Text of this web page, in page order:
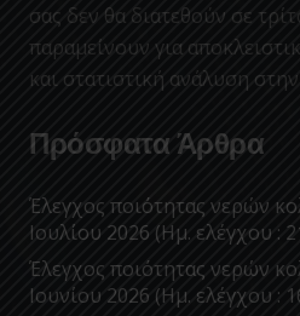
σας δεν θα διατεθούν σε
παραμείνουν για
και στατιστική ανάλυση
Πρόσφατα Άρθρα
Έλεγχος ποιότητας νερών
Ιουλίου 2026 (Ημ. ελέγχου :
Έλεγχος ποιότητας νερών
Ιουνίου 2026 (Ημ. ελέγχου :